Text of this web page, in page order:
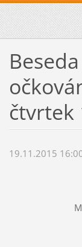
čtvrtek
19.11.2015